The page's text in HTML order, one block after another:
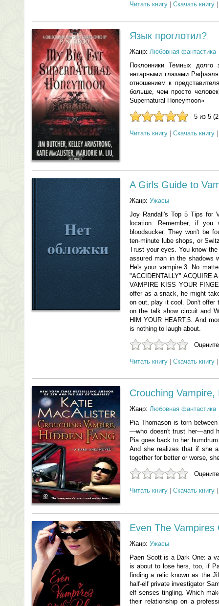
Читать книгу Скачать книгу
Язык проглотил?
Жанр: Любовная фантастика
Поклонники Темных
янтарными глазами
отношением к
больше, чем просто
Supernatural Honeymoon»
5 из 5
Читать книгу Скачать книгу
A Girls Guide to
Жанр: Ужасы
Joy Randall's Top 5 Tips for
location. Remember, if
bloodsucker. They won't be
ten-minute lube shops, or
Trust your eyes. You know
assured man in the shadows
He's your vampire.3. No
"ACCIDENTALLY" ACQUIRE
VAMPIRE KISS YOUR
offer as a snack, he might
on out, play it cool. Don't offer
on the talk show circuit and
HIM YOUR HEART.5. And
is nothing to laugh about.
Читать книгу Скачать книгу
Crouching Vampire,
Жанр: Любовная фантастика
Pia Thomason is torn
—who doesn't trust her—and
Pia goes back to her
And she realizes that if she
together for better or worse,
Читать книгу Скачать книгу
Even The Vampires
Жанр: Ужасы
Paen Scott is a Dark One: a
is about to lose hers, too, if
finding a relic known as the
half-elf private investigator
elf senses tingling. Which
their relationship on a